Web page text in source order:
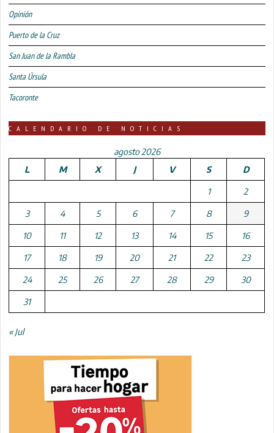
Opinión
Puerto de la Cruz
San Juan de la Rambla
Santa Úrsula
Tacoronte
CALENDARIO DE NOTICIAS
agosto 2026
L
M X J V S D
1 2
3 4 5 6 7 8 9
10 11 12 13 14 15 16
17 18 19 20 21 22 23
24 25 26 27 28 29 30
31
« Jul